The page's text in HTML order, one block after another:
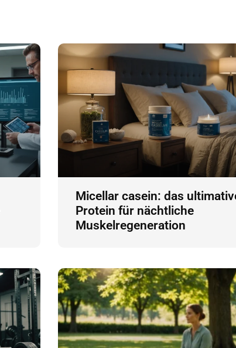
Micellar casein: das
Protein für nächtliche
Muskelregeneration